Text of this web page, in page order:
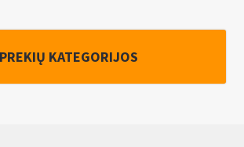
akutės
PREKIŲ KATEGORIJOS